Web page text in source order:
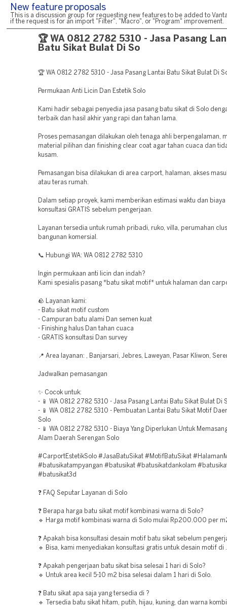
New feature proposals
This is a discussion group for requesting new features to be added to
if the request is for an import "Filter", "Macro", or "Program" improvement.
🏆 WA 0812 2782 5310 - Jasa Pasang
Batu Sikat Bulat Di So
🏆 WA 0812 2782 5310 - Jasa Pasang Lantai Batu Sikat Bulat Di
Permukaan Anti Licin Dan Estetik Solo
Kami hadir sebagai penyedia jasa pasang batu sikat di Solo
terbaik dan hasil akhir yang rapi dan tahan lama.
Proses pemasangan dilakukan oleh tenaga ahli berpengalaman,
material pilihan dan finishing clear coat agar tahan cuaca dan
kusam.
Pemasangan bisa dilakukan di area carport, halaman, akses
atau teras rumah.
Dalam setiap proyek, kami memberikan estimasi waktu dan
konsultasi GRATIS sebelum pengerjaan.
Layanan tersedia untuk rumah pribadi, ruko, villa, perumahan
bangunan komersial.
📞 Hubungi WA: WA 0812 2782 5310
Ingin permukaan anti licin dan indah?
Kami spesialis pasang *batu sikat motif* untuk halaman dan
🪨 Layanan kami:
- Batu sikat motif custom
- Campuran batu alami Dan semen kuat
- Finishing halus Dan tahan cuaca
- GRATIS konsultasi Dan survey
📍 Area layanan: , Banjarsari, Jebres, Laweyan, Pasar Kliwon,
Jadwalkan pemasangan
✨ Cocok untuk:
- 📱 WA 0812 2782 5310 - Jasa Pasang Lantai Batu Sikat Bulat Di
- 📱 WA 0812 2782 5310 - Pembuatan Lantai Batu Sikat Motif
Solo
- 📱 WA 0812 2782 5310 - Biaya Yang Diperlukan Untuk
Alam Daerah Serengan Solo
#CarportEstetikSolo #JasaBatuSikat #MotifBatuSikat
#batusikatampyangan #batusikat #batusikatdankolam
#batusikat3d
❓ FAQ Seputar Layanan di Solo
❓ Berapa harga batu sikat motif kombinasi warna di Solo?
🔹 Harga motif kombinasi warna di Solo mulai Rp200.000 per
❓ Apakah bisa konsultasi desain motif batu sikat sebelum
🔹 Bisa, kami menyediakan konsultasi gratis untuk desain motif di .
❓ Apakah pengerjaan batu sikat bisa selesai 1 hari di Solo?
🔹 Untuk area kecil 5-10 m2 bisa selesai dalam 1 hari di Solo.
❓ Batu sikat apa saja yang tersedia di ?
🔹 Tersedia batu sikat hitam, putih, hijau, kuning, dan warna